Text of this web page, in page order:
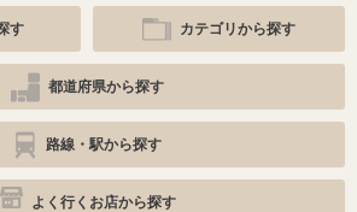
す カテゴリから探す
都道府県から探す
路線・駅から探す
よく行くお店から探す